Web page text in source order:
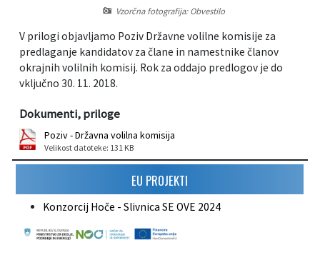
Vzorčna fotografija: Obvestilo
V prilogi objavljamo Poziv Državne volilne komisije za
predlaganje kandidatov za člane in namestnike članov
okrajnih volilnih komisij. Rok za oddajo predlogov je do
vključno 30. 11. 2018.
Dokumenti, priloge
Poziv - Državna volilna komisija
Velikost datoteke: 131 KB
EU PROJEKTI
Konzorcij Hoče - Slivnica SE OVE 2024
Lokalne volitve
Napovedniki SIP TV